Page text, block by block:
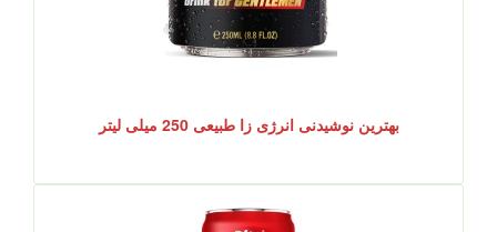
بهترین نوشیدنی انرژی زا طبیعی 250 میلی لیتر